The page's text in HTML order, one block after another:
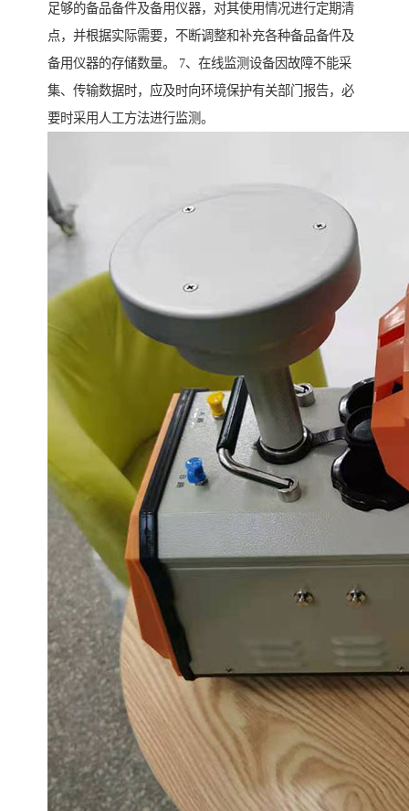
足够的备品备件及备用仪器，对其使用情况进行定期清
点，并根据实际需要，不断调整和补充各种备品备件及
备用仪器的存储数量。 7、在线监测设备因故障不能采
集、传输数据时，应及时向环境保护有关部门报告，必
要时采用人工方法进行监测。